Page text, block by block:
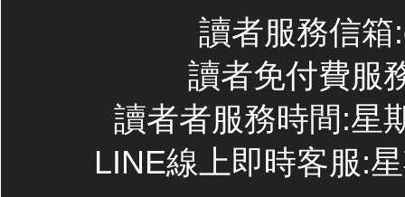
讀者服務信
讀者免付費服
讀者者服務時間:星
LINE線上即時客服: